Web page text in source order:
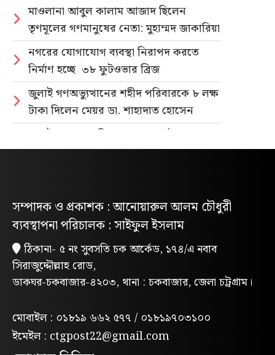
মাওলানা আবুল কালাম আজাদ ছিলেন
তৃণমূলের গণমানুষের নেতা: মুহাম্মদ জাকারিয়া
নগরের যোগাযোগ ব্যবস্থা নিরাপদ করতে
নির্মাণ হচ্ছে ৩৮ ফুটওভার ব্রিজ
জুলাই গণঅভ্যুত্থানের শহীদ পরিবারকে ৮ লক্ষ
টাকা দিলেন মেয়র ডা. শাহাদাত হোসেন
জুলাই গণহত্যার বিচার ও গণভোটের গণরায়
বাস্তবায়নের দাবিতে জাতীয় ছাত্রশক্তির
পরিবেশবান্ধব ই-রিকশার লাইসেন্স
গণভোটের রায় ও জুলাই সনদ বাস্তবায়নের
দাবিতে লোহাগাড়ায় ছাত্রশিবিরের বিক্ষোভ
মিছিল
“চাঁদা নাপেয়ে পেঁপে বাগান ধ্বংস: পাহাড়ি
সন্ত্রাসীদের গ্রেপ্তারের দাবিতে পিসিসিপির
বিক্ষোভ”
লোহাগাড়ায় পরিবেশক অ্যাসোসিয়েশনের
সম্পাদক ও প্রকাশক : আনোয়ারুল আলম চৌধুরী
ব্যবস্থাপনা পরিচালক : সাইফুল ইসলাম
ঠিকানা- ৫ নং সুবসতি চক আর্কেড, ১৭৪/এ নবাব
সিরাজুদ্দৌল্লাহ রোড,
ডাকঘর-চকবাজার-৪২০৩, থানা : চকবাজার, জেলা চট্রগ্রাম।
মোবাইল : ০১৮১৯ ৬৬২ ৫৭৭ / ০১৮১৯৭০৩১০০
ইমেইল : ctgpost22@gmail.com